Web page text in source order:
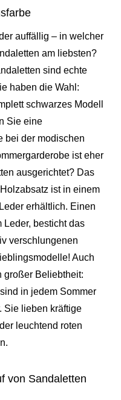
auffällig – in welcher
am liebsten?
sind echte
haben die Wahl:
schwarzes Modell
Sie eine
bei der modischen
ist eher
ausgerichtet? Das
ist in einem
erhältlich. Einen
Leder, besticht das
verschlungenen
Auch
großer Beliebtheit:
in jedem Sommer
Sie lieben kräftige
leuchtend roten
von Sandaletten